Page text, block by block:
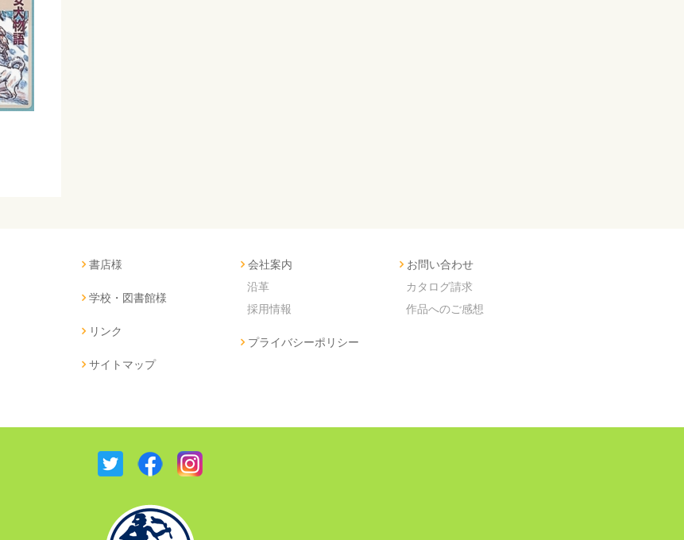
書店様
学校・図書館様
リンク
サイトマップ
会社案内
沿革
採用情報
プライバシーポリシー
お問い合わせ
カタログ請求
作品へのご感想